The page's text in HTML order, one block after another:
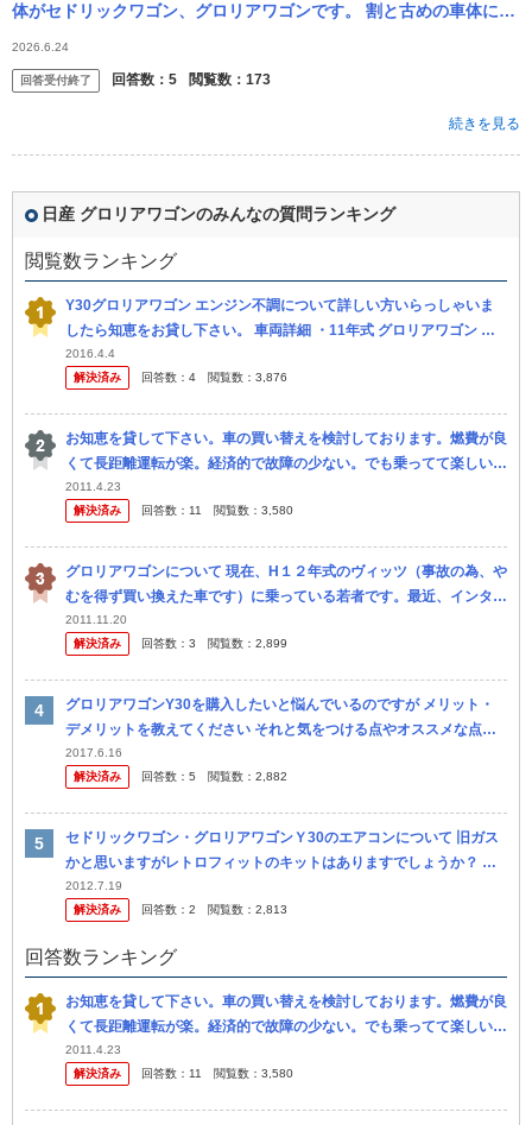
体がセドリックワゴン、グロリアワゴンです。 割と古めの車体にな
るので、在庫がないお店だと自社ローン通せないや探すのが厳しい
と断られて...
2026.6.24
回答受付終了 回答数： 5 閲覧数： 173
続きを見る
日産 グロリアワゴンのみんなの質問ランキング
閲覧数ランキング
Y30グロリアワゴン エンジン不調について詳しい方いらっしゃいま
したら知恵をお貸し下さい。 車両詳細 ・11年式 グロリアワゴン ・A
T ・18万キロ ・エンジンVG20 交換済み部品 ・1年前に プ
2016.4.4
解決済み
回答数： 4 閲覧数： 3,876
お知恵を貸して下さい。車の買い替えを検討しております。燃費が良
くて長距離運転が楽。経済的で故障の少ない。でも乗ってて楽しい
車。そんな理想な車はあるんでしょうか？ 初めまして。 今月に結婚
をしまし...
2011.4.23
解決済み
回答数： 11 閲覧数： 3,580
グロリアワゴンについて 現在、H１２年式のヴィッツ（事故の為、や
むを得ず買い換えた車です）に乗っている若者です。最近、インター
ネットの中古車情報や本屋さんの車関連の雑誌を見ていて偶然グロリ
アワゴ...
2011.11.20
解決済み
回答数： 3 閲覧数： 2,899
グロリアワゴンY30を購入したいと悩んでいるのですが メリット・
デメリットを教えてください それと気をつける点やオススメな点な
どありましたらお願いします 相場価格なども教えていただけると嬉
しい...
2017.6.16
解決済み
回答数： 5 閲覧数： 2,882
セドリックワゴン・グロリアワゴンＹ30のエアコンについて 旧ガス
かと思いますがレトロフィットのキットはありますでしょうか？ 日
産のキットがないという話をきいて質問しました。 ガス漏れなどに
はＲ...
2012.7.19
解決済み
回答数： 2 閲覧数： 2,813
回答数ランキング
お知恵を貸して下さい。車の買い替えを検討しております。燃費が良
くて長距離運転が楽。経済的で故障の少ない。でも乗ってて楽しい
車。そんな理想な車はあるんでしょうか？ 初めまして。 今月に結婚
をしまし...
2011.4.23
解決済み
回答数： 11 閲覧数： 3,580